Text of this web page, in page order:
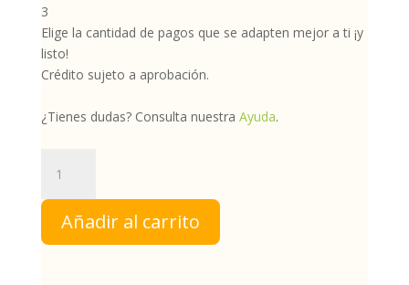
3
Elige la cantidad de pagos que se adapten mejor a ti ¡y
listo!
Crédito sujeto a aprobación.
¿Tienes dudas? Consulta nuestra Ayuda.
NCH
cantidad
Añadir al carrito